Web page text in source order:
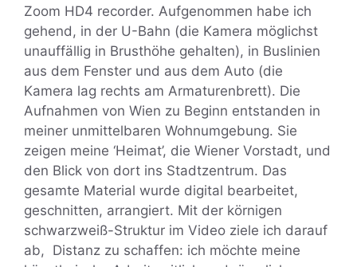
Zoom HD4 recorder. Aufgenommen habe ich
gehend, in der U-Bahn (die Kamera möglichst
unauffällig in Brusthöhe gehalten), in Buslinien
aus dem Fenster und aus dem Auto (die
Kamera lag rechts am Armaturenbrett). Die
Aufnahmen von Wien zu Beginn entstanden in
meiner unmittelbaren Wohnumgebung. Sie
zeigen meine ‘Heimat’, die Wiener Vorstadt, und
den Blick von dort ins Stadtzentrum. Das
gesamte Material wurde digital bearbeitet,
geschnitten, arrangiert. Mit der körnigen
schwarzweiß-Struktur im Video ziele ich darauf
ab, Distanz zu schaffen: ich möchte meine